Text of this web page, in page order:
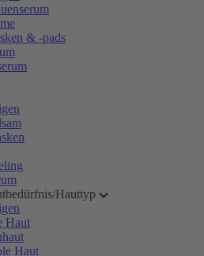
& -pads
Hauttyp
Haut
Haut